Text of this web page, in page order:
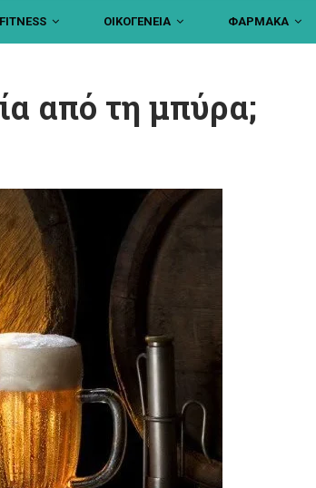
FITNESS ΟΙΚΟΓΕΝΕΙΑ ΦΑΡΜΑΚΑ
από τη μπύρα;